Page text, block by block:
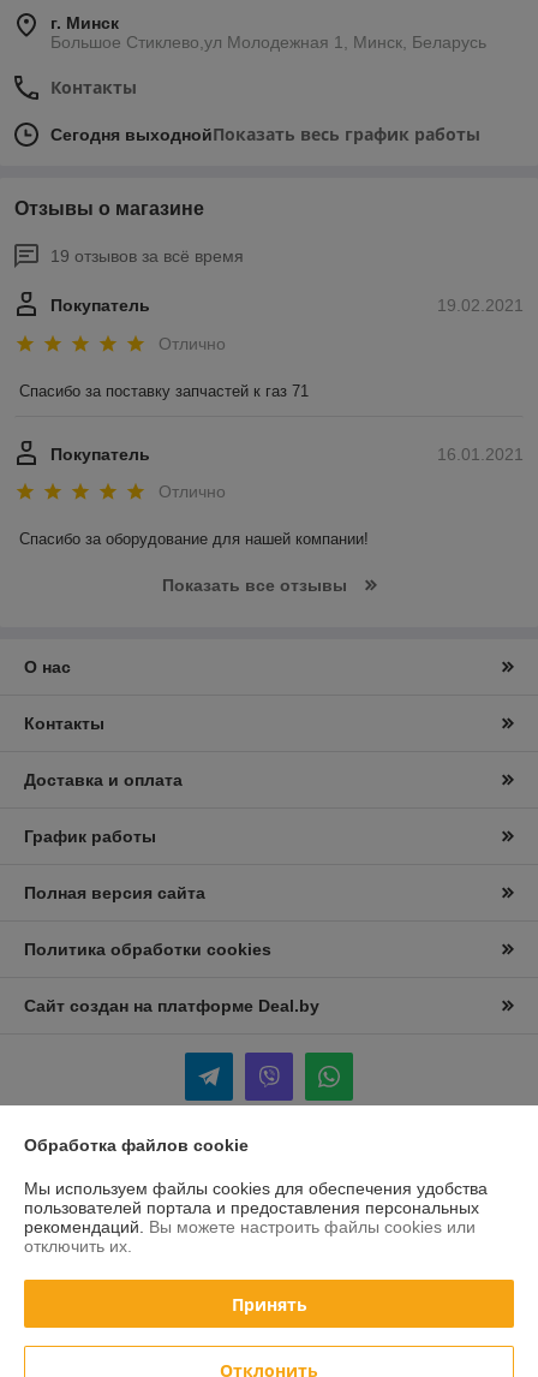
г. Минск
Большое Стиклево,ул Молодежная 1, Минск, Беларусь
Контакты
Сегодня выходнойПоказать весь график работы
Отзывы о магазине
19 отзывов за всё время
19.02.2021
Покупатель
Отлично
Спасибо за поставку запчастей к газ 71
16.01.2021
Покупатель
Отлично
Спасибо за оборудование для нашей компании!
Показать все отзывы
О нас
Контакты
Доставка и оплата
График работы
Полная версия сайта
Политика обработки cookies
Сайт создан на платформе Deal.by
Юридическое лицо:Частное предприятие “ПрофиСпец-торг”
Республика Беларусь ,Минский р-н, Большое Стиклево,ул Молодежная
1
Регистрационный номер ЕГР: 692108937
Регистрационный орган: Минский Облисполком
Обработка файлов cookie
Мы используем файлы cookies для обеспечения удобства
пользователей портала и предоставления персональных
рекомендаций. Вы можете настроить файлы cookies или
отключить их.
Принять
Отклонить